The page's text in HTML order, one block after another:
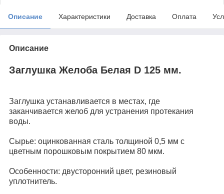
Описание Характеристики Доставка Оплата
Описание
Заглушка Желоба Белая D 125 мм.
Заглушка устанавливается в местах, где
заканчивается желоб для устранения протекания
воды.
Сырье: оцинкованная сталь толщиной 0,5 мм с
цветным порошковым покрытием 80 мкм.
Особенности: двусторонний цвет, резиновый
уплотнитель.